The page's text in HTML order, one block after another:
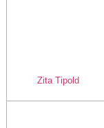
Zita Tipold